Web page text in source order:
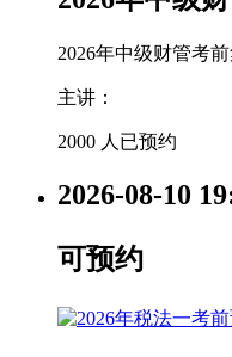
2026年中级财管考
主讲：
2000 人已预约
2026-08-10
可预约